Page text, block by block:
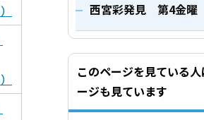
西宮彩発見 第4金曜
このページを見ている
ージも見ています